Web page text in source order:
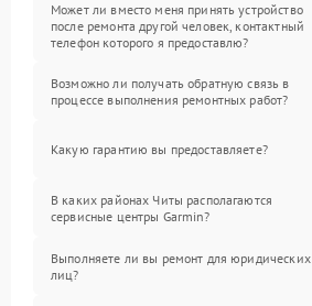
Может ли вместо меня принять устройство
после ремонта другой человек, контактный
телефон которого я предоставлю?
Возможно ли получать обратную связь в
процессе выполнения ремонтных работ?
Какую гарантию вы предоставляете?
В каких районах Читы располагаются
сервисные центры Garmin?
Выполняете ли вы ремонт для юридических
лиц?